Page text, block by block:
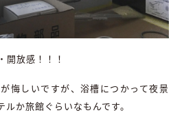
開放感！！！
悔しいですが、浴槽につかって夜景
か旅館ぐらいなもんです。